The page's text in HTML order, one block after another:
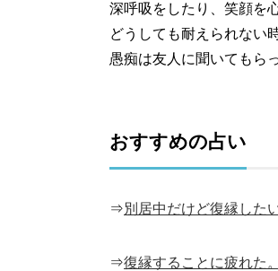
深呼吸をしたり、笑顔を
どうしても耐えられない
愚痴は友人に聞いてもら
おすすめの占い
⇒別居中だけど復縁した
⇒復縁することに疲れた